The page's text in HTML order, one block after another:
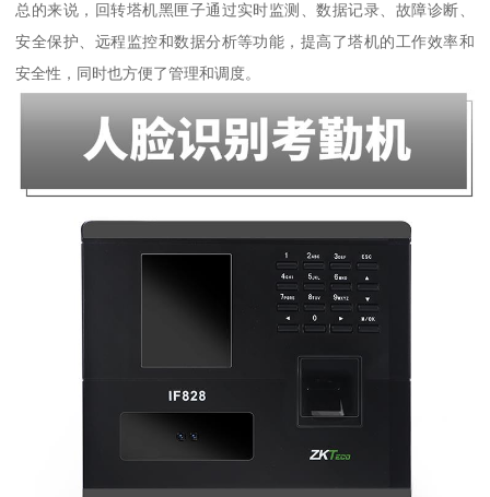
总的来说，回转塔机黑匣子通过实时监测、数据记录、故障诊断、
安全保护、远程监控和数据分析等功能，提高了塔机的工作效率和
安全性，同时也方便了管理和调度。